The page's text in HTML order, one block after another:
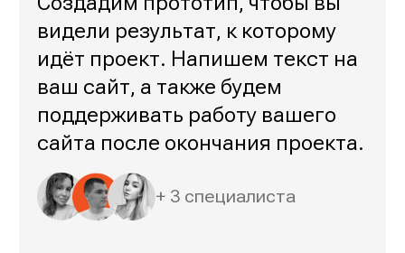
видели результат, к которому
идёт проект. Напишем текст на
ваш сайт, а также будем
поддерживать работу вашего
сайта после окончания проекта.
+ 3 специалиста